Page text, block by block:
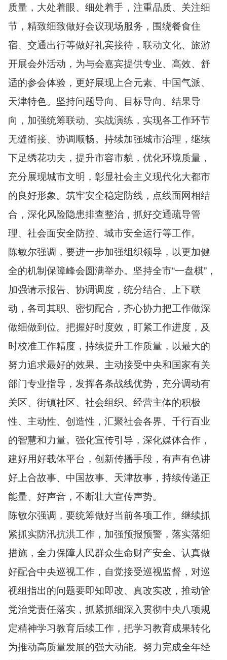
质量，大处着眼、细处着手，注重品质、关注细
节，精致细致做好会议现场服务，围绕餐食住
宿、交通出行等做好礼宾接待，联动文化、旅游
开展会外活动，为与会嘉宾提供专业、高效、舒
适的参会体验，更好展现上合元素、中国气派、
天津特色。坚持问题导向、目标导向、结果导
向，加强统筹联动、实战演练，实现各工作环节
无缝衔接、协调顺畅。持续加强城市治理，继续
下足绣花功夫，提升市容市貌，优化环境质量，
充分展现城市文明，彰显社会主义现代化大都市
的良好形象。筑牢安全稳定防线，点线面网相结
合，深化风险隐患排查整治，抓好交通疏导管
理、社会面安全防控、城市安全运行等工作。
陈敏尔强调，要进一步加强组织领导，以更加健
全的机制保障峰会圆满举办。坚持全市“一盘棋”，
加强请示报告、协调调度，统分结合、上下联
动，各司其职、密切配合，齐心协力把工作做深
做细做到位。把握好时度效，盯紧工作进度，及
时校准工作精度，持续提升工作质量，以最大的
努力追求最好的效果。主动接受中央和国家有关
部门专业指导，发挥各条战线优势，充分调动有
关区、街镇社区、社会组织、经营主体的积极
性、主动性、创造性，汇聚社会各界、千行百业
的智慧和力量。强化宣传引导，深化媒体合作，
建好用好载体平台，创新传播手段，有声有色讲
好上合故事、中国故事、天津故事，持续传递正
能量、好声音，不断壮大宣传声势。
陈敏尔强调，要统筹做好当前各项工作。继续抓
紧抓实防汛抗洪工作，加强预报预警，落实落细
措施，全力保障人民群众生命财产安全。认真做
好配合中央巡视工作，自觉接受巡视监督，对巡
视组指出的问题要即知即改、真改实改，推动管
党治党责任落实，抓紧抓细深入贯彻中央八项规
定精神学习教育后续工作，把学习教育成果转化
为推动高质量发展的强大动能。努力完成全年经